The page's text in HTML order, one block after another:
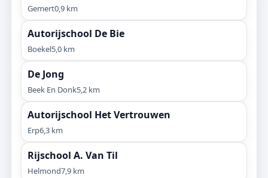
Gemert0,9 km
Autorijschool De Bie
Boekel5,0 km
De Jong
Beek En Donk5,2 km
Autorijschool Het Vertrouwen
Erp6,3 km
Rijschool A. Van Til
Helmond7,9 km